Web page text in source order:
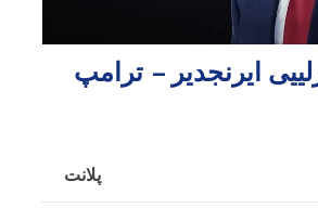
ایرنجدیر – ترامپ
پلانت